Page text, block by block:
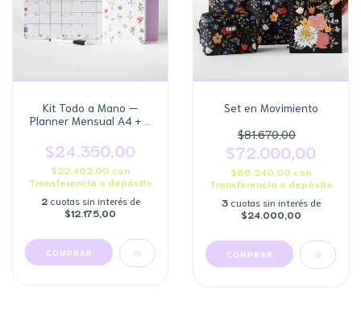
Kit Todo a Mano —
Planner Mensual A4 + 2
$24.350,00
$22.402,00 con
Transferencia o depósito
2 cuotas sin interés de
$12.175,00
COMPRAR
Set en Movimiento
$81.670,00
$72.000,00
$66.240,00 con
Transferencia o depósito
3 cuotas sin interés de
$24.000,00
COMPRAR